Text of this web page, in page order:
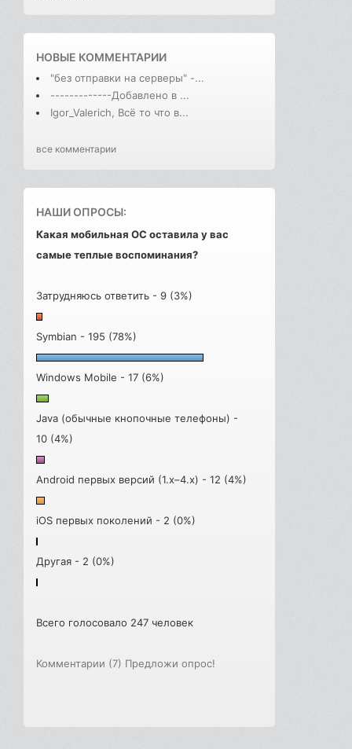
НОВЫЕ КОММЕНТАРИИ
"без отправки на серверы" -...
-------------Добавлено в ...
Igor_Valerich, Всё то что в...
все комментарии
НАШИ ОПРОСЫ:
Какая мобильная ОС оставила у вас
самые теплые воспоминания?
Затрудняюсь ответить - 9 (3%)
Symbian - 195 (78%)
Windows Mobile - 17 (6%)
Java (обычные кнопочные телефоны) -
10 (4%)
Android первых версий (1.x–4.x) - 12 (4%)
iOS первых поколений - 2 (0%)
Другая - 2 (0%)
Всего голосовало 247 человек
Комментарии (7) Предложи опрос!